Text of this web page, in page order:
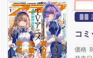
コ
価格